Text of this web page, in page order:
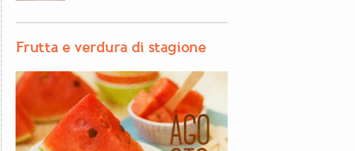
Frutta e verdura di stagione